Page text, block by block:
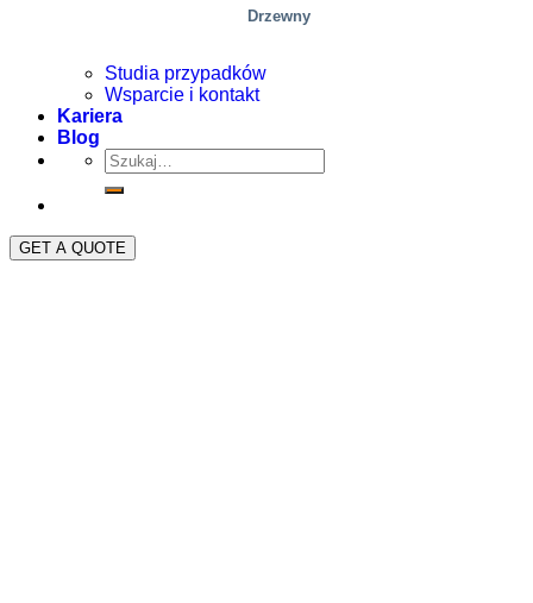
Drzewny
Studia przypadków
Wsparcie i kontakt
Kariera
Blog
GET A QUOTE